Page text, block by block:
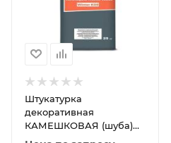
Штукатурка
декоративная
КАМЕШКОВАЯ (шуба)
LINNIMAX Mineralputz